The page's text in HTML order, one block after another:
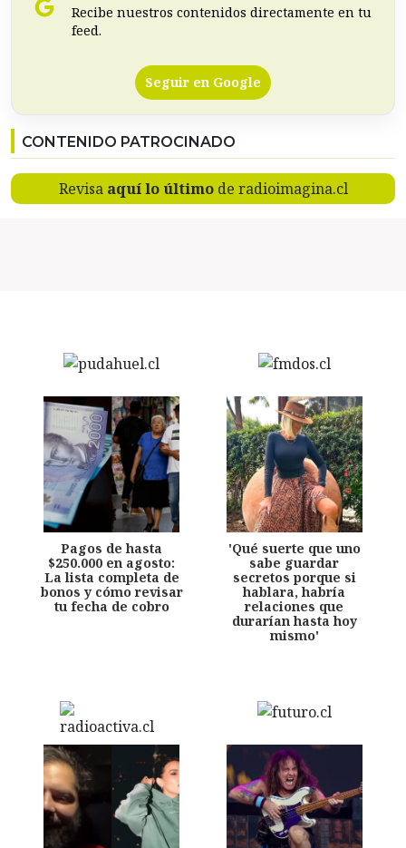
Recibe nuestros contenidos directamente en tu
feed.
Seguir en Google
CONTENIDO PATROCINADO
Revisa aquí lo últimode radioimagina.cl
Pagos de hasta
$250.000 en agosto:
La lista completa de
bonos y cómo revisar
tu fecha de cobro
'Qué suerte que uno
sabe guardar
secretos porque si
hablara, habría
relaciones que
durarían hasta hoy
mismo'